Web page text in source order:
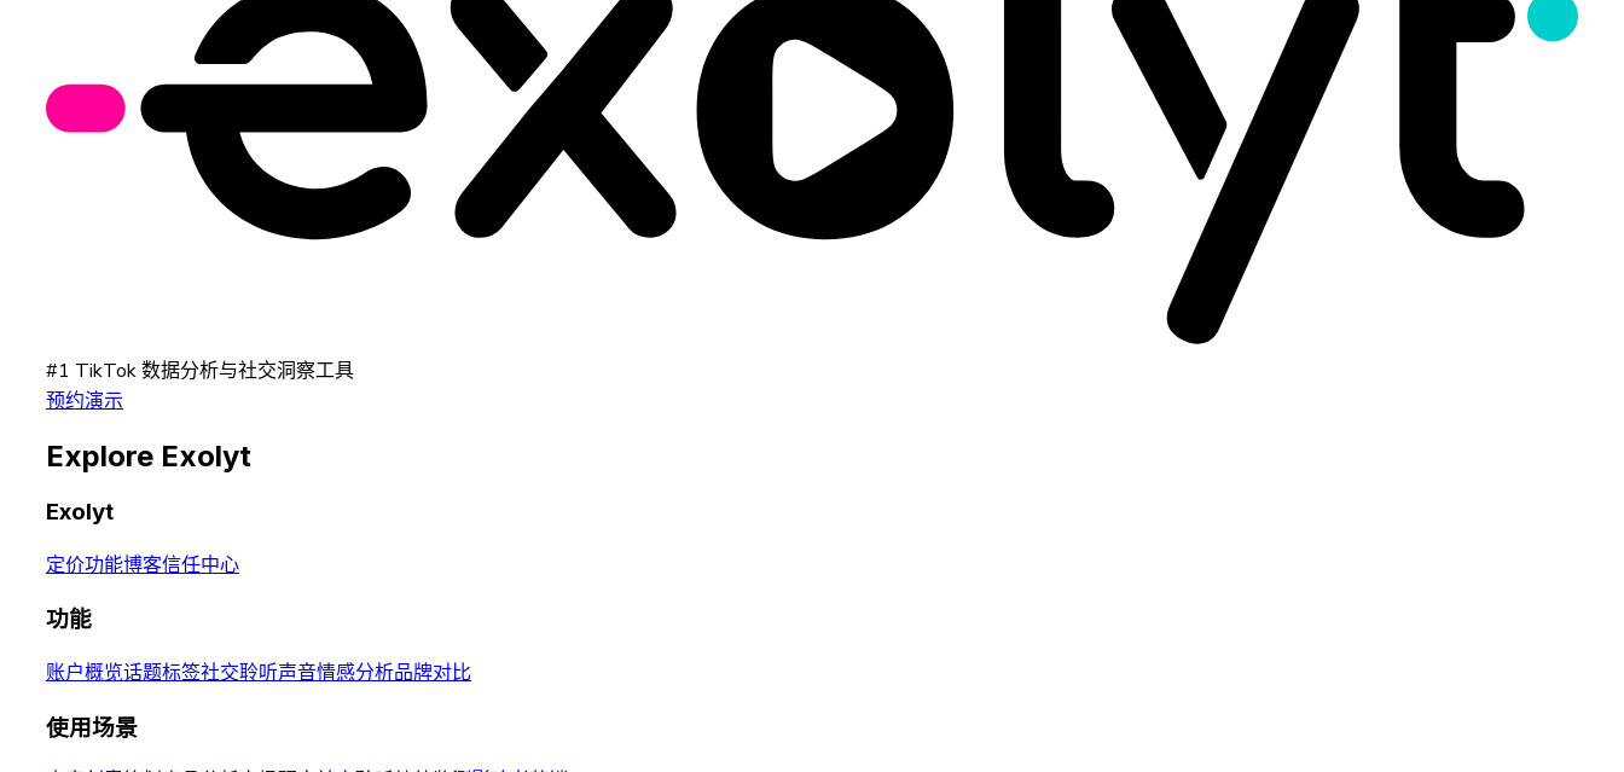
#1 TikTok 数据分析与社交洞察工具
预约演示
Explore Exolyt
Exolyt
定价功能博客信任中心
功能
账户概览话题标签社交聆听声音情感分析品牌对比
使用场景